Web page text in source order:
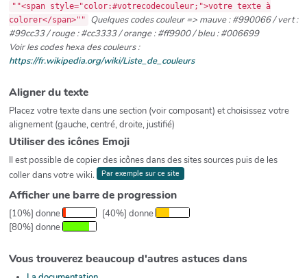
""<span style="color:#votrecodecouleur;">votre texte à
colorer</span>""
Quelques codes couleur => mauve : #990066 / vert :
#99cc33 / rouge : #cc3333 / orange : #ff9900 / bleu : #006699
Voir les codes hexa des couleurs :
https://fr.wikipedia.org/wiki/Liste_de_couleurs
Aligner du texte
Placez votre texte dans une section (voir composant) et choisissez votre
alignement (gauche, centré, droite, justifié)
Utiliser des icônes Emoji
Il est possible de copier des icônes dans des sites sources puis de les
coller dans votre wiki.
Par exemple sur ce site
Afficher une barre de progression
[10%] donne
[40%] donne
[80%] donne
Vous trouverez beaucoup d'autres astuces dans